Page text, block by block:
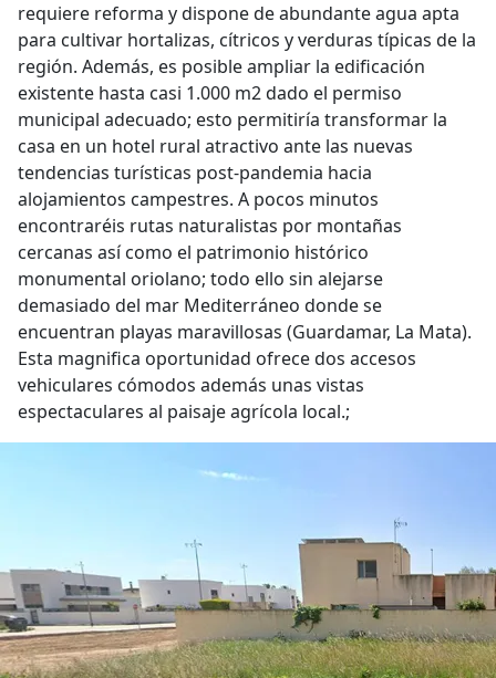
requiere reforma y dispone de abundante agua apta
para cultivar hortalizas, cítricos y verduras típicas de la
región. Además, es posible ampliar la edificación
existente hasta casi 1.000 m2 dado el permiso
municipal adecuado; esto permitiría transformar la
casa en un hotel rural atractivo ante las nuevas
tendencias turísticas post-pandemia hacia
alojamientos campestres. A pocos minutos
encontraréis rutas naturalistas por montañas
cercanas así como el patrimonio histórico
monumental oriolano; todo ello sin alejarse
demasiado del mar Mediterráneo donde se
encuentran playas maravillosas (Guardamar, La Mata).
Esta magnifica oportunidad ofrece dos accesos
vehiculares cómodos además unas vistas
espectaculares al paisaje agrícola local.;